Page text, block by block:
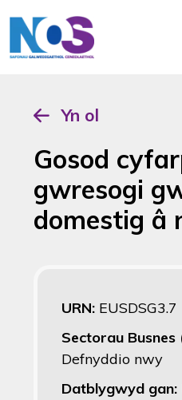
Yn ol
Gosod
gwresogi
domestig â
URN: EUSDSG3.7
Sectorau Busnes
Defnyddio nwy
Datblygwyd gan: